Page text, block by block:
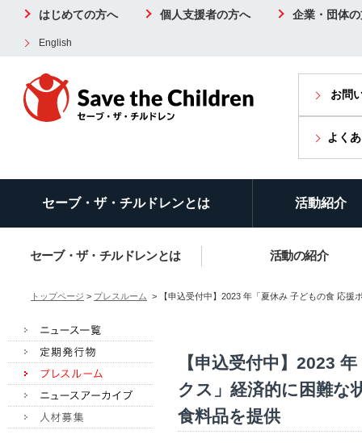
はじめての方へ 個人支援者の方へ 企業・団体
English
お問
よく
セーブ・ザ・チルドレンとは 活動紹介
セーブ・ザ・チルドレンとは 活動の紹介
トップページ > プレスルーム > 【申込受付中】2023 年「夏休み 子どもの食 応援
【申込受付中】2023
クス」経済的に困難な
食料品を提供